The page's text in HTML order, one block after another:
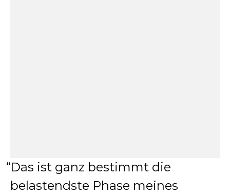
Das ist ganz bestimmt die
belastendste Phase meines